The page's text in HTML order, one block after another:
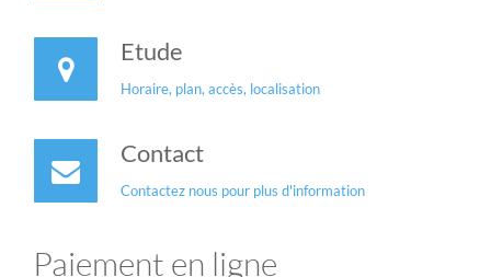
Etude
Horaire, plan, accès, localisation
Contact
Contactez nous pour plus d'information
Paiement en ligne